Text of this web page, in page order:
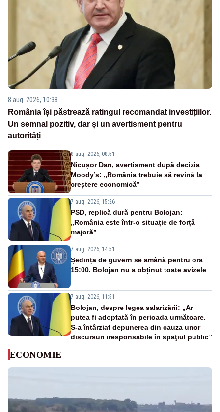
8 aug. 2026, 10:38
România își păstrează ratingul recomandat investițiilor.
Un semnal pozitiv, dar și un avertisment pentru
autorități
8 aug. 2026, 08:51
Nicușor Dan, avertisment după decizia
Moody’s: „România trebuie să revină la
creștere economică”
7 aug. 2026, 15:26
PSD, replică dură pentru Bolojan:
„România este într-o situație de forță
majoră”
7 aug. 2026, 14:51
Ședința de guvern se amână pentru ora
15:00. Bolojan nu a obținut toate avizele
7 aug. 2026, 11:51
Bolojan, despre legea salarizării: „Ar
putea fi adoptată în perioada următoare.
S-a întârziat depunerea din cauza unor
discursuri iresponsabile în spaţiul public”
ECONOMIE